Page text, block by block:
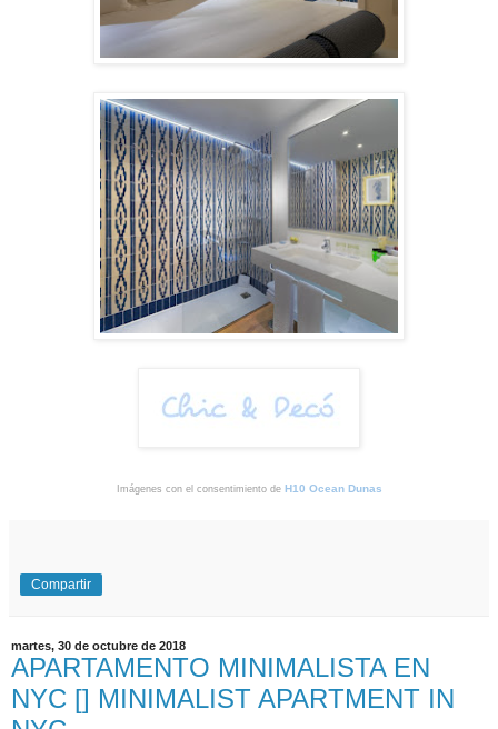
Imágenes con el consentimiento de H10 Ocean Dunas
Compartir
martes, 30 de octubre de 2018
APARTAMENTO MINIMALISTA EN
NYC [] MINIMALIST APARTMENT IN